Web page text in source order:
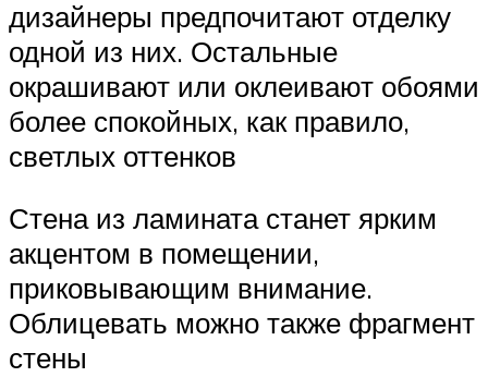
дизайнеры предпочитают отделку
одной из них. Остальные
окрашивают или оклеивают обоями
более спокойных, как правило,
светлых оттенков
Стена из ламината станет ярким
акцентом в помещении,
приковывающим внимание.
Облицевать можно также фрагмент
стены